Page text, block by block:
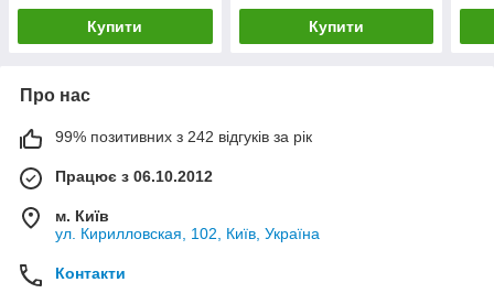
Купити Купити
Про нас
99% позитивних з 242 відгуків за рік
Працює з 06.10.2012
м. Київ
ул. Кирилловская, 102, Київ, Україна
Контакти